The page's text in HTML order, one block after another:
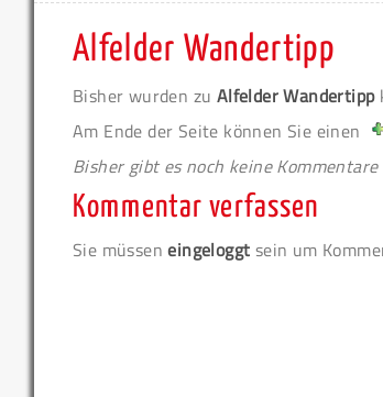
Alfelder Wandertipp
Bisher wurden zu Alfelder Wandertipp
Am Ende der Seite können Sie einen
Bisher gibt es noch keine Kommentare
Kommentar verfassen
Sie müsseneingeloggt sein um